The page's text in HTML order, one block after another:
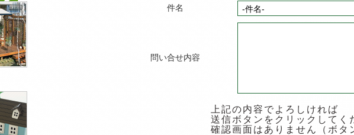
件名
問い合せ内容
上記の内容でよろしければ
送信ボタンをクリックしてく
確認画面はありません（ボタ